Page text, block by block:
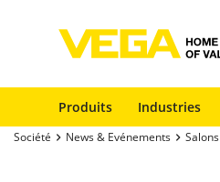
Produits Industries
Société News & Evénements Salons